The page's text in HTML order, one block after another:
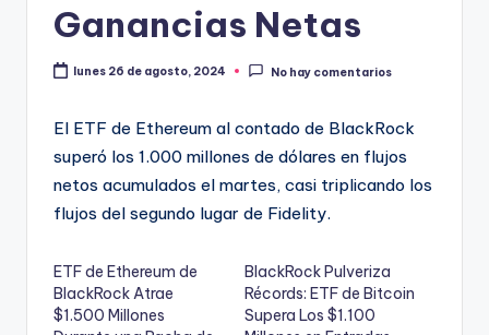
Ganancias Netas
lunes 26 de agosto, 2024 No hay comentarios
El ETF de Ethereum al contado de BlackRock
superó los 1.000 millones de dólares en flujos
netos acumulados el martes, casi triplicando los
flujos del segundo lugar de Fidelity.
ETF de Ethereum de
BlackRock Atrae
$1.500 Millones
BlackRock Pulveriza
Récords: ETF de Bitcoin
Supera Los $1.100